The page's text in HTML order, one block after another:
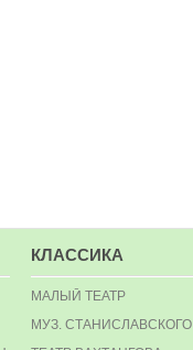
КЛАССИКА
МАЛЫЙ ТЕАТР
МУЗ. СТАНИСЛАВСКОГО